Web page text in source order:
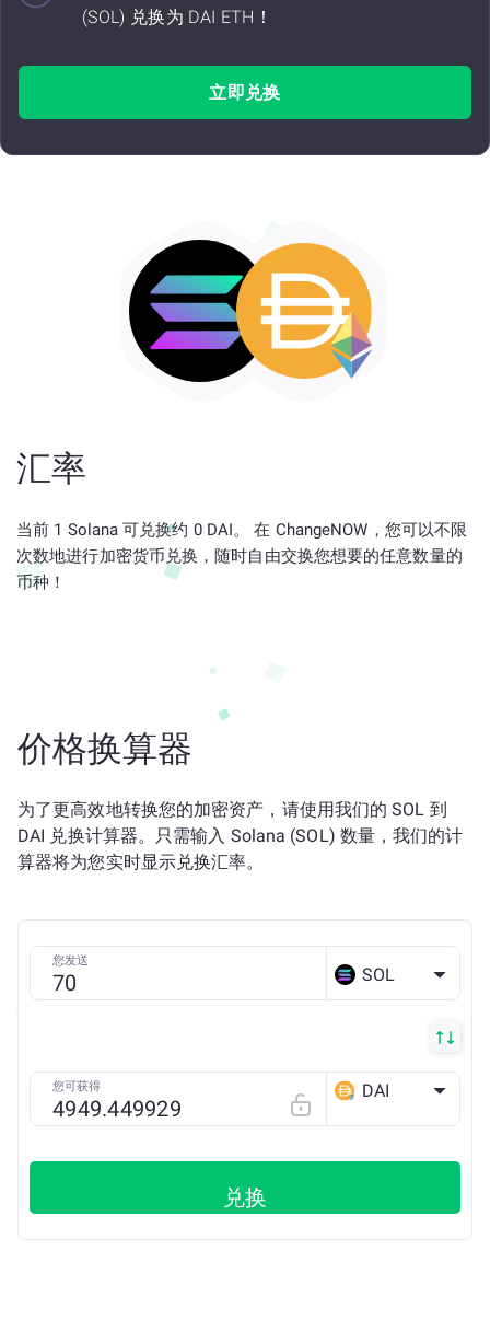
(SOL) 兑换为 DAI ETH！
立即兑换
汇率
当前 1 Solana 可兑换约 0 DAI。 在 ChangeNOW，您可以不限
次数地进行加密货币兑换，随时自由交换您想要的任意数量的
币种！
价格换算器
为了更高效地转换您的加密资产，请使用我们的 SOL 到
DAI 兑换计算器。只需输入 Solana (SOL) 数量，我们的计
算器将为您实时显示兑换汇率。
您发送
SOL
您可获得 DAI
兑换